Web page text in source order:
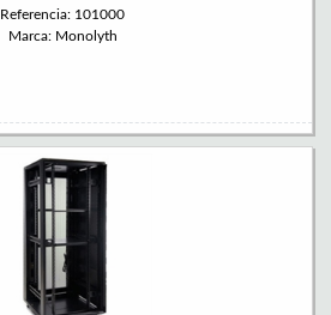
Referencia: 101000
Marca: Monolyth